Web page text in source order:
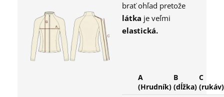
brať ohľad pretože
látka je veľmi
elastická.
A
(Hrudník)
B
(dĺžka)
C
(rukáv)